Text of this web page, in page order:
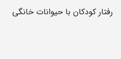
رفتار کودکان با حیوانات خانگی